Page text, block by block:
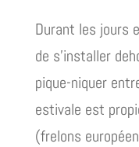
Durant les jours
de s’installer
pique-niquer
estivale est
(frelons